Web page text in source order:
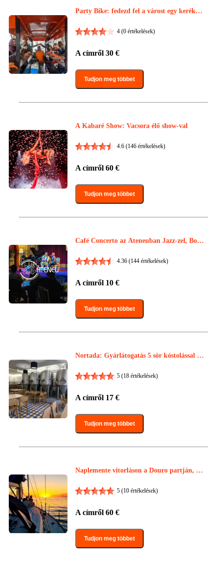
Party Bike: fedezd fel a várost egy kerékpár
4 (0 értékelések)
A címről 30 €
Tudjon meg többet
A Kabaré Show: Vacsora élő show-val
4.6 (146 értékelések)
A címről 60 €
Tudjon meg többet
Café Concerto az Ateneuban Jazz-zel, Bossa
4.36 (144 értékelések)
A címről 10 €
Tudjon meg többet
Nortada: Gyárlátogatás 5 sör kóstolással és
5 (18 értékelések)
A címről 17 €
Tudjon meg többet
Naplemente vitorláson a Douro partján, Po
5 (10 értékelések)
A címről 60 €
Tudjon meg többet